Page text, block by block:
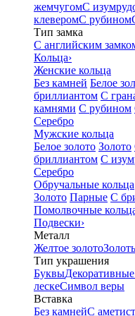
жемчугомС
клеверомС рубином
Тип замка
С английским
Кольца›
Женские кольца
Без камней Белое
бриллиантом С
камнями С рубином
Серебро
Мужские кольца
Белое золото Золото
бриллиантом С
Серебро
Обручальные кольца
Золото Парные С
Помолвочные
Подвески›
Металл
Желтое золото
Тип украшения
Буквы
лескеСимвол веры
Вставка
Без камнейС